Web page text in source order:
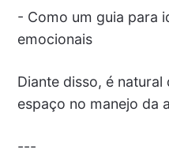
- Como um guia para
emocionais
Diante disso, é
espaço no manejo da
---